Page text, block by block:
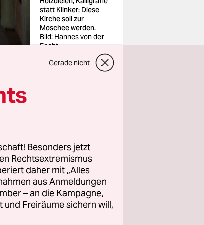
statt Klinker: Diese
Kirche soll zur
Moschee werden.
Bild: Hannes von der
Fecht
gut
Gerade nicht
Besonders jetzt
Rechtsextremismus
daher mit „Alles
aus Anmeldungen
– an die Kampagne,
Freiräume sichern will,